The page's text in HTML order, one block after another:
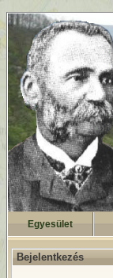
Egyesület
Bejelentkezés